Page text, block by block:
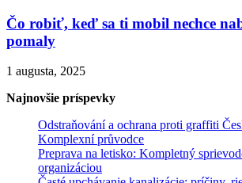
Čo robiť, keď sa ti mobil nechce
pomaly
1 augusta, 2025
Najnovšie príspevky
Odstraňování a ochrana proti graffiti
Komplexní průvodce
Preprava na letisko: Kompletný
organizáciou